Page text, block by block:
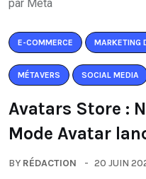
E-COMMERCE MARKETING
MÉTAVERS SOCIAL MEDIA
Avatars Store :
Mode Avatar
BY RÉDACTION 20 JUIN